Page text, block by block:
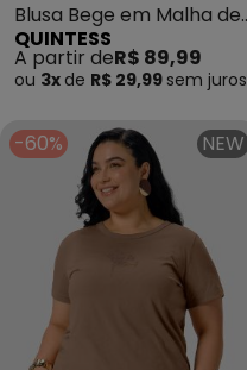
Blusa Bege em Malha de
Viscose
QUINTESS
A partir deR$ 89,99
ou 3x de R$ 29,99 sem juros
-60% NEW